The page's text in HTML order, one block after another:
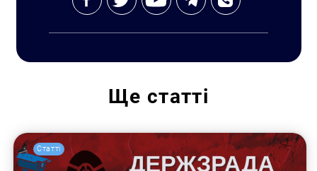
Ще статті
Статті